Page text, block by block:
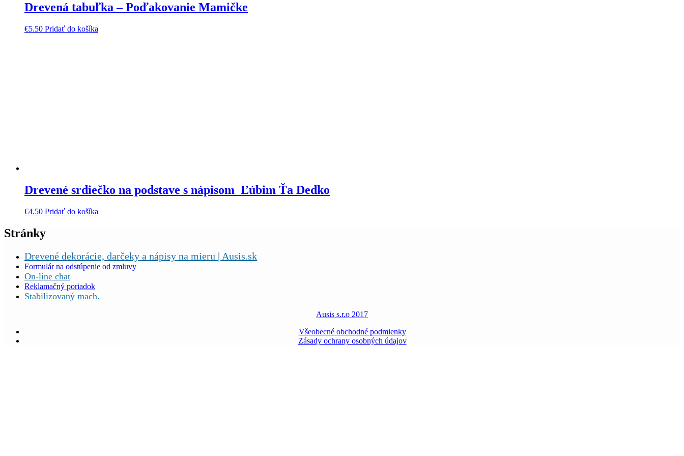
Drevená tabuľka – Poďakovanie Mamičke
€5.50 Pridať do košíka
Drevené srdiečko na podstave s nápisom Ľúbim Ťa Dedko
€4.50 Pridať do košíka
Stránky
Drevené dekorácie, darčeky a nápisy na mieru | Ausis.sk
Formulár na odstúpenie od zmluvy
On-line chat
Reklamačný poriadok
Stabilizovaný mach.
Ausis s.r.o 2017
Všeobecné obchodné podmienky
Zásady ochrany osobných údajov